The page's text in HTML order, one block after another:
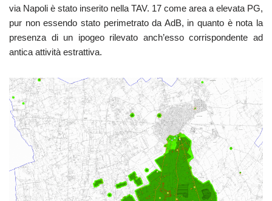
via Napoli è stato inserito nella TAV. 17 come area a elevata PG,
pur non essendo stato perimetrato da AdB, in quanto è nota la
presenza di un ipogeo rilevato anch’esso corrispondente ad
antica attività estrattiva.